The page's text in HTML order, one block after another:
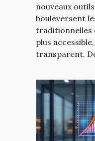
nouveaux
bouleversent
traditionnelles
plus
transparent.